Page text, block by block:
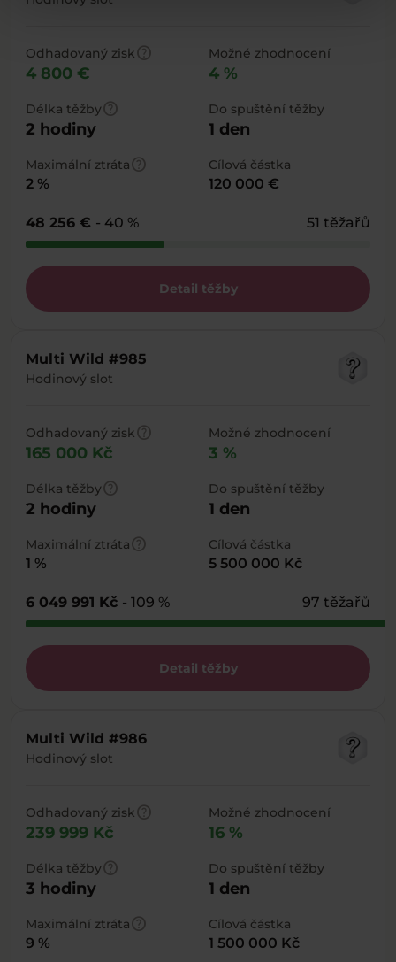
Odhadovaný ziskhelp
4 800 €
Možné zhodnocení
4 %
Délka těžbyhelp
2 hodiny
Do spuštění těžby
1 den
Maximální ztrátahelp
2 %
Cílová částka
120 000 €
48 256 € - 40 % 51 těžařů
Detail těžby
Multi Wild #985
Hodinový slot
Odhadovaný ziskhelp
165 000 Kč
Možné zhodnocení
3 %
Délka těžbyhelp
2 hodiny
Do spuštění těžby
1 den
Maximální ztrátahelp
1 %
Cílová částka
5 500 000 Kč
6 049 991 Kč - 109 % 97 těžařů
Detail těžby
Multi Wild #986
Hodinový slot
Odhadovaný ziskhelp
239 999 Kč
Možné zhodnocení
16 %
Délka těžbyhelp
3 hodiny
Do spuštění těžby
1 den
Maximální ztrátahelp
9 %
Cílová částka
1 500 000 Kč